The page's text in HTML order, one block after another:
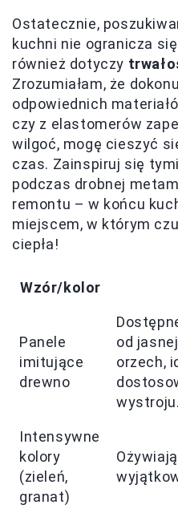
Ostatecznie,
kuchni nie ogranicza
również dotyczy
Zrozumiałam, że
odpowiednich
czy z elastomerów
wilgoć, mogę cieszyć
czas. Zainspiruj się
podczas drobnej
remontu – w końcu
miejscem, w którym
ciepła!
Wzór/kolor
Panele
imitujące
drewno
od
orzech,
wystroju.
Intensywne
kolory
(zieleń,
granat)